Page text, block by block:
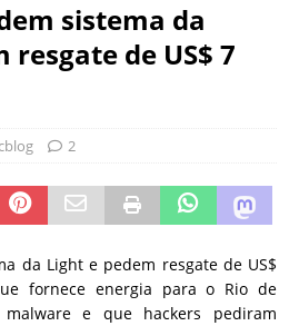
sistema da
resgate de US$ 7
2
da Light e pedem resgate de US$
fornece energia para o Rio de
e que hackers pediram